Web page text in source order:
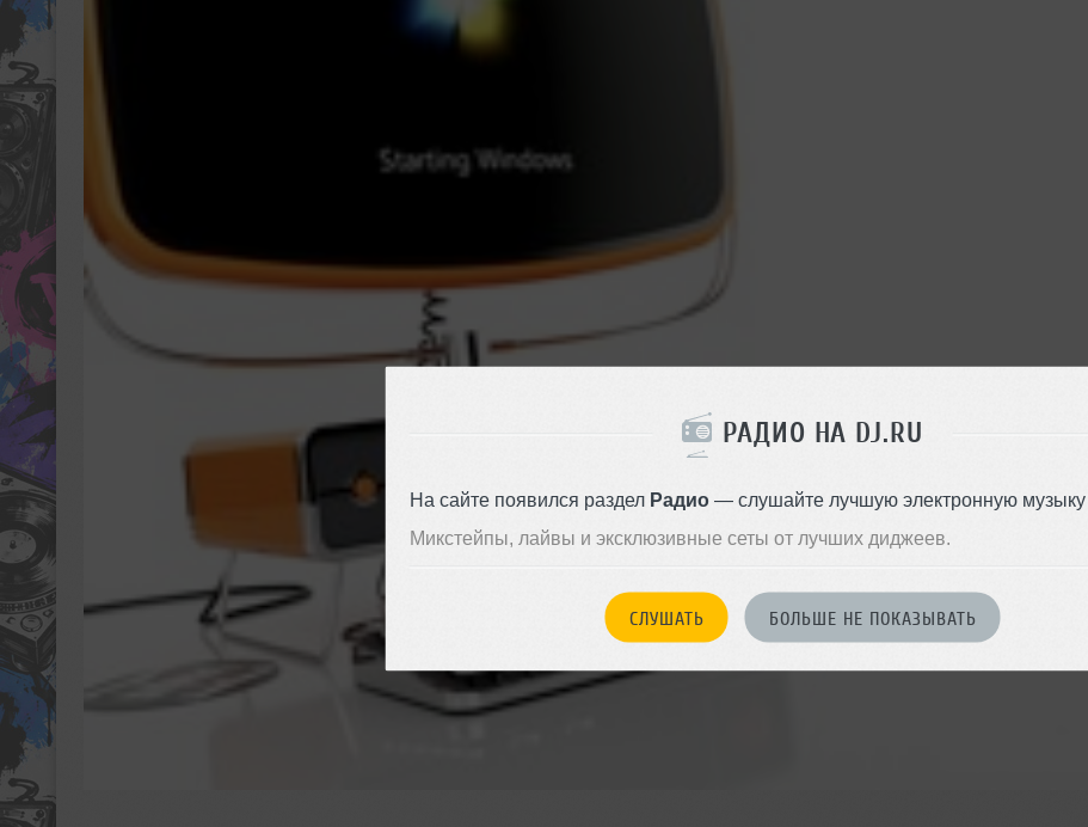
РАДИО НА DJ.RU
На сайте появился раздел Радио— слушайте лучшую электронную музыку
Микстейпы, лайвы и эксклюзивные сеты от лучших диджеев.
СЛУШАТЬ БОЛЬШЕ НЕ ПОКАЗЫВАТЬ